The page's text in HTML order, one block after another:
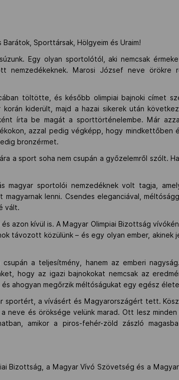
Sporttársak, Hölgyeim és Uraim!
Egy olyan sportolótól, aki nemcsak
Marosi József neve örökre
töltötte, és később olimpiai bajnoki címet
kiderült, majd a hazai sikerek után
írta be magát a sporttörténelembe. Már
azzal pedig végképp, hogy
bronzérmet.
a sport soha nem csupán a győzelemről szólt.
magyar sportolói nemzedéknek volt tagja,
magyarnak lenni. Csendes eleganciával,
vált.
azon kívül is. A Magyar Olimpiai Bizottság
távozott közülünk – és egy olyan ember,
csupán a teljesítmény, hanem az emberi
hogy az igazi bajnokokat nemcsak az
és ahogyan megőrzik méltóságukat egy egész
sportért, a vívásért és Magyarországért tett.
neve és öröksége velünk marad. Ott lesz
amikor a piros-fehér-zöld zászló
Bizottság, a Magyar Vívó Szövetség és a